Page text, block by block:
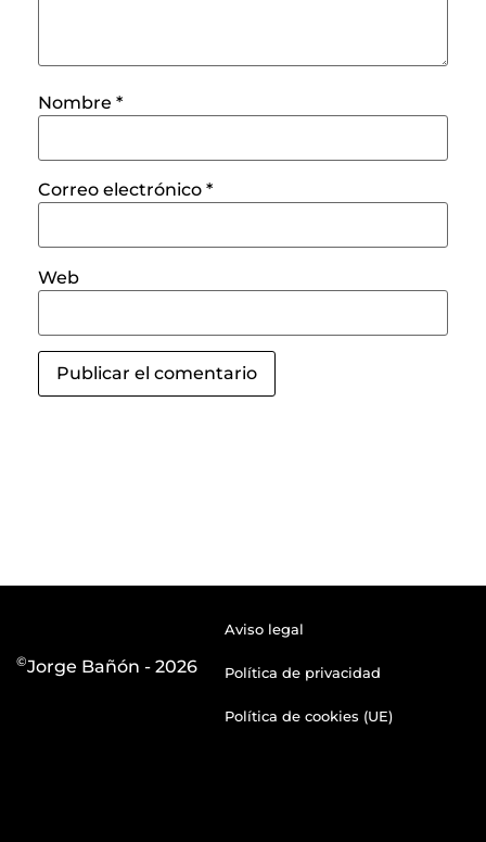
Nombre *
Correo electrónico *
Web
©Jorge Bañón - 2026
Aviso legal
Política de privacidad
Política de cookies (UE)